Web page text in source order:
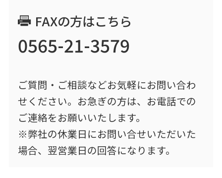
FAXの方はこちら
0565-21-3579
ご質問・ご相談などお気軽にお問い合わ
せください。お急ぎの方は、お電話での
ご連絡をお願いいたします。
※弊社の休業日にお問い合せいただいた
場合、翌営業日の回答になります。